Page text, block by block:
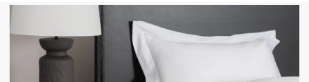
Кресло Энди
Кровать Ньюбери